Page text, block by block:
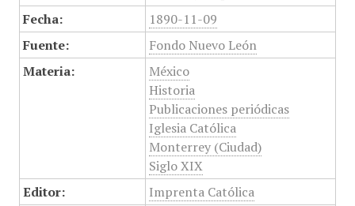
Fecha:
1890-11-09
Fuente:
Fondo Nuevo León
Materia:
México
Historia
Publicaciones periódicas
Iglesia Católica
Monterrey (Ciudad)
Siglo XIX
Editor:
Imprenta Católica